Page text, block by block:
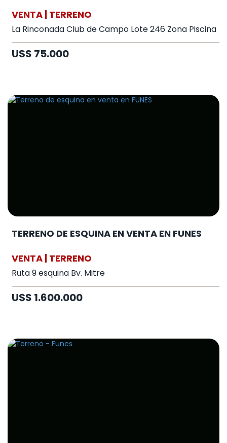
VENTA | TERRENO
La Rinconada Club de Campo Lote 246 Zona Piscina
U$S 75.000
TERRENO DE ESQUINA EN VENTA EN FUNES
VENTA | TERRENO
Ruta 9 esquina Bv. Mitre
U$S 1.600.000